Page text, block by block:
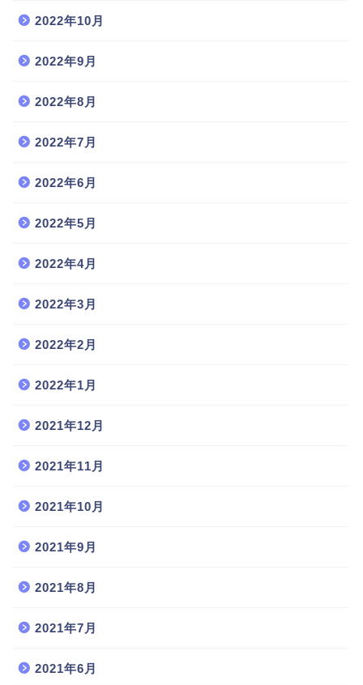
2022年10月
2022年9月
2022年8月
2022年7月
2022年6月
2022年5月
2022年4月
2022年3月
2022年2月
2022年1月
2021年12月
2021年11月
2021年10月
2021年9月
2021年8月
2021年7月
2021年6月